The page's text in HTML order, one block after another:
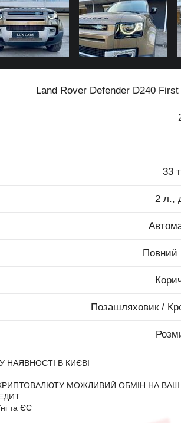
Land Rover Defender D240
33
2 л.,
Повний
Позашляховик /
НАЯВНОСТІ В КИЄВІ
МОЖЛИВИЙ ОБМІН НА ВАШ
та ЄС